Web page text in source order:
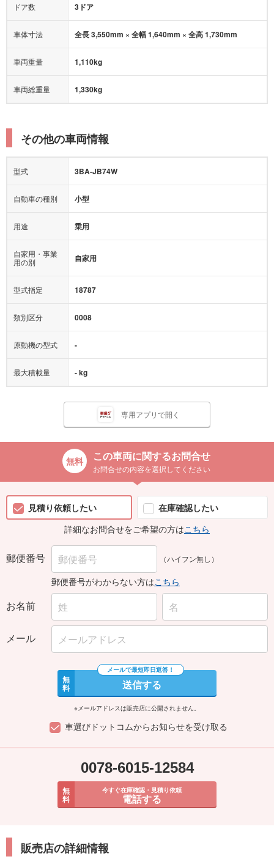
ドア数 3ドア
車体寸法 全長 3,550mm × 全幅 1,640mm × 全高 1,730mm
車両重量 1,110kg
車両総重量 1,330kg
その他の車両情報
型式 3BA-JB74W
自動車の種別 小型
用途 乗用
自家用・事業
用の別
自家用
型式指定 18787
類別区分 0008
原動機の型式 -
最大積載量 - kg
専用アプリで開く
この車両に関するお問合せ
お問合せの内容を選択してください
見積り依頼したい
在庫確認したい
詳細なお問合せをご希望の方はこちら
郵便番号 （ハイフン無し）
郵便番号がわからない方はこちら
お名前
メール
無
料 送信する
※メールアドレスは販売店に公開されません。
車選びドットコムからお知らせを受け取る
0078-6015-12584
無
料
今すぐ在庫確認・見積り依頼
電話する
販売店の詳細情報